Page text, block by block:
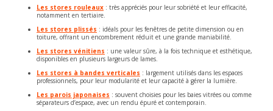
Les stores rouleaux : très appréciés pour leur sobriété et leur efficacité,
notamment en tertiaire.
Les stores plissés : idéals pour les fenêtres de petite dimension ou en
toiture, offrant un encombrement réduit et une grande maniabilité.
Les stores vénitiens : une valeur sûre, à la fois technique et esthétique,
disponibles en plusieurs largeurs de lames.
Les stores à bandes verticales : largement utilisés dans les espaces
professionnels, pour leur modularité et leur capacité à gérer la lumière.
Les parois japonaises : souvent choisies pour les baies vitrées ou comme
séparateurs d’espace, avec un rendu épuré et contemporain.